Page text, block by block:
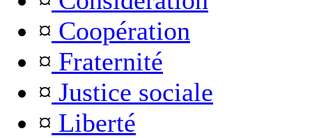
¤ Coopération
¤ Fraternité
¤ Justice sociale
¤ Liberté